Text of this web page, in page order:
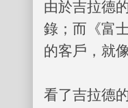
由於吉拉德
錄；而《富
的客戶，就
看了吉拉德